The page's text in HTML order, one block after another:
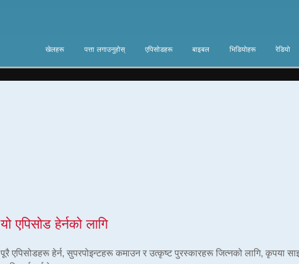
खेलहरू पत्ता लगाउनुहोस् एपिसोडहरू बाइबल भिडियोहरू रेडियो
यो एपिसोड हेर्नको लागि
पूरै एपिसोडहरू हेर्न, सुपरपोइन्टहरू कमाउन र उत्कृष्ट पुरस्कारहरू जित्नको लागि, कृपया